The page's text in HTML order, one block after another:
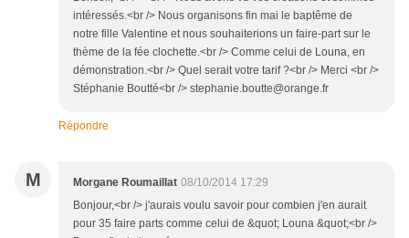
intéressés.<br /> Nous organisons fin mai le baptême de
notre fille Valentine et nous souhaiterions un faire-part sur le
thème de la fée clochette.<br /> Comme celui de Louna, en
démonstration.<br /> Quel serait votre tarif ?<br /> Merci <br />
Stéphanie Boutté<br /> stephanie.boutte@orange.fr
Répondre
M Morgane Roumaillat 08/10/2014 17:29
Bonjour,<br /> j'aurais voulu savoir pour combien j'en aurait
pour 35 faire parts comme celui de &quot; Louna &quot;<br />